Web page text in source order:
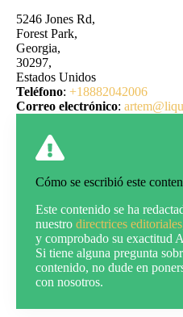
5246 Jones Rd,
Forest Park,
Georgia,
30297,
Estados Unidos
Teléfono: +18882042006
Correo electrónico:
Cómo se escribió este
Este contenido se ha
nuestro directrices
y comprobado su exactitud
Si tiene alguna pregunta
contenido, no dude en
con nosotros.